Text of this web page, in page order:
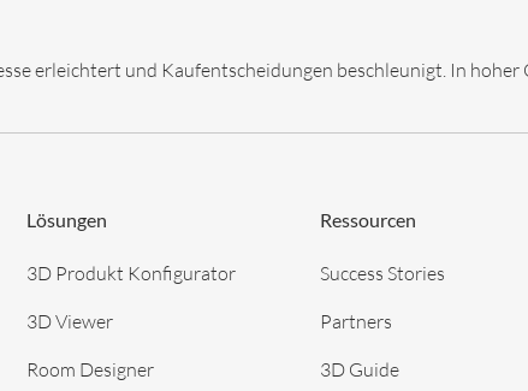
erleichtert und Kaufentscheidungen beschleunigt. In hoher
Lösungen
3D Produkt Konfigurator
3D Viewer
Room Designer
Ressourcen
Success Stories
Partners
3D Guide